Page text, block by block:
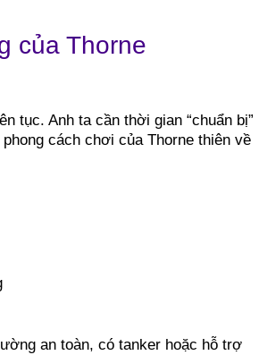
của Thorne
tục. Anh ta cần thời gian “chuẩn bị”
cách chơi của Thorne thiên về
an toàn, có tanker hoặc hỗ trợ